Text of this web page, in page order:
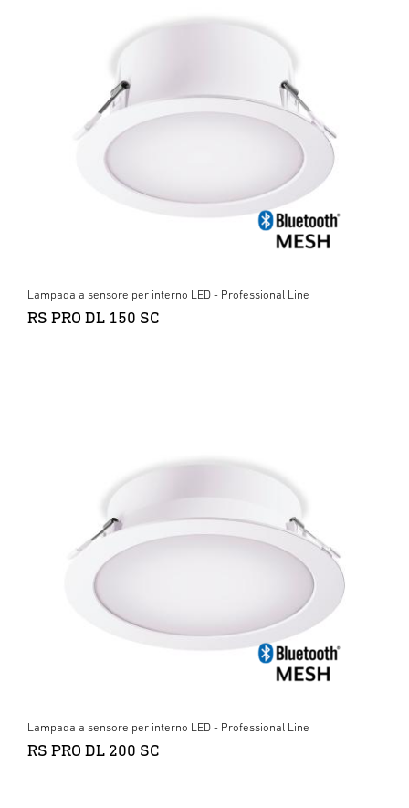
Lampada a sensore per interno LED - Professional Line
RS PRO DL 150 SC
Lampada a sensore per interno LED - Professional Line
RS PRO DL 200 SC